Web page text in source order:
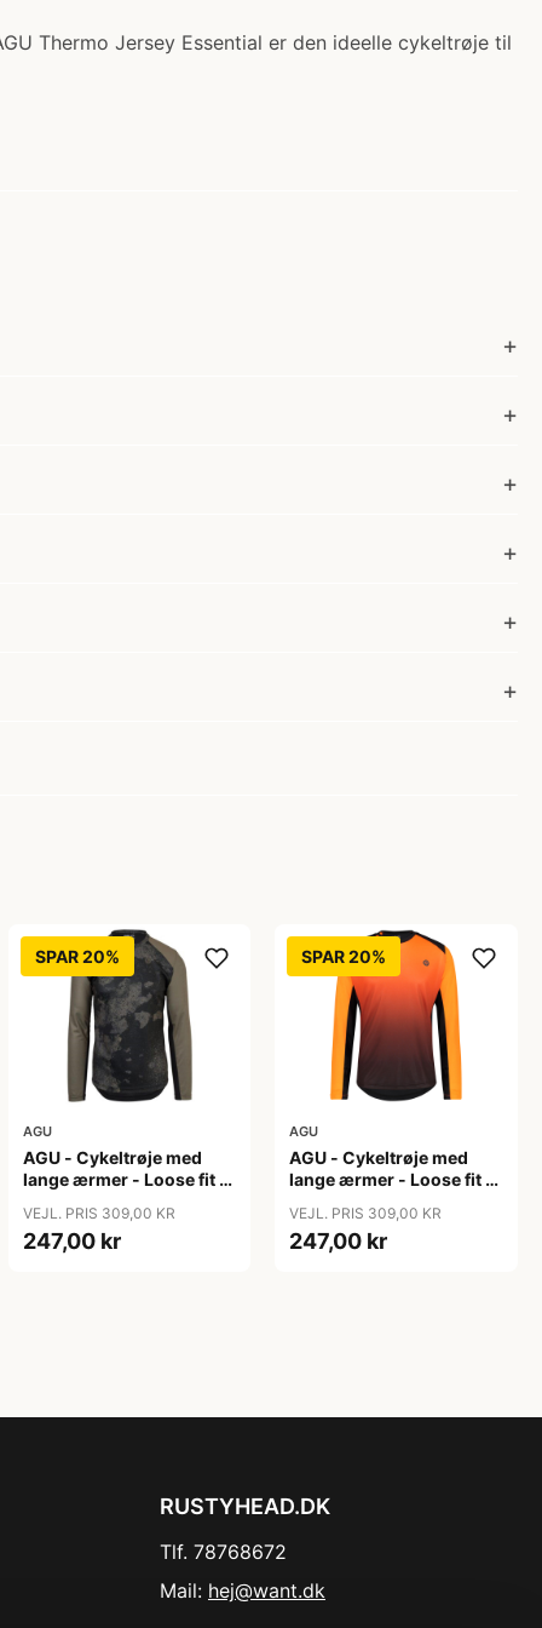
Thermo Jersey Essential er den ideelle cykeltrøje til
SPAR 20%
AGU
AGU - Cykeltrøje med
lange ærmer - Loose fit -
VEJL. PRIS 309,00 KR
247,00 kr
SPAR 20%
AGU
AGU - Cykeltrøje med
lange ærmer - Loose fit -
S
VEJL. PRIS 309,00 KR
247,00 kr
RUSTYHEAD.DK
Tlf. 78768672
Mail: hej@want.dk